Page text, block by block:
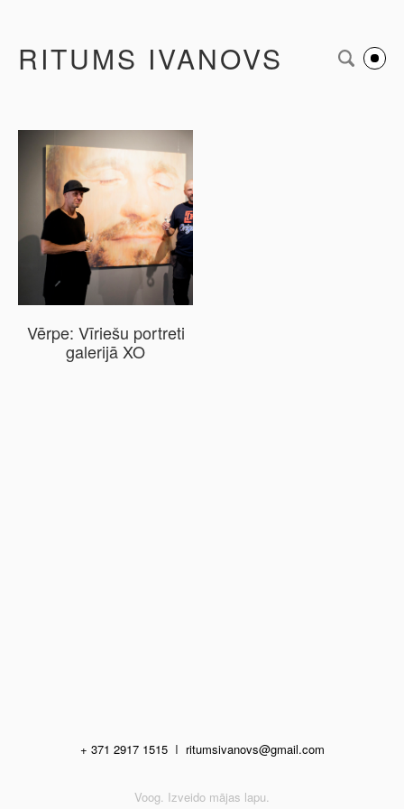
RITUMS IVANOVS
Vērpe: Vīriešu portreti
galerijā XO
+ 371 2917 1515I ritumsivanovs@gmail.com
Voog. Izveido mājas lapu.